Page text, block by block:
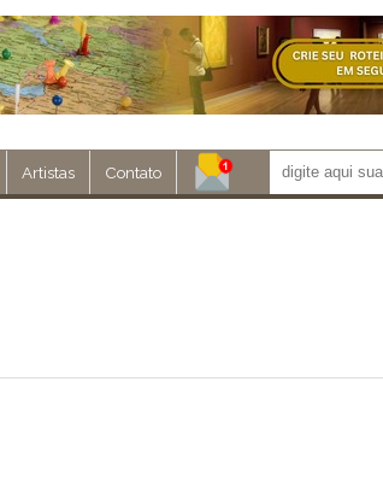
Artistas Contato